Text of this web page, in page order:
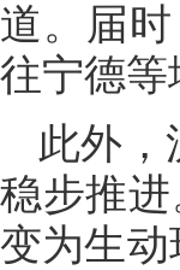
道。届
往宁德
此外
稳步推
变为生